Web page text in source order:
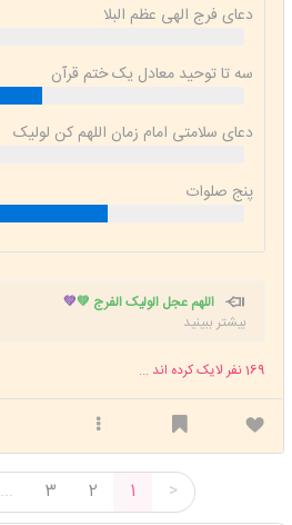
دعای فرج الهی عظم البلا
سه تا توحید معادل یک ختم قرآن
دعای سلامتی امام زمان اللهم کن لولیک
پنج صلوات
اللهم عجل الولیک الفرج 💚💚
بیشتر ببینید
169نفر لایک کرده اند ...
>
1
2
3
...